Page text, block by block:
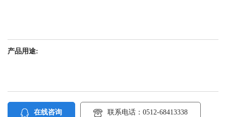
产品用途:
在线咨询 联系电话：0512-68413338